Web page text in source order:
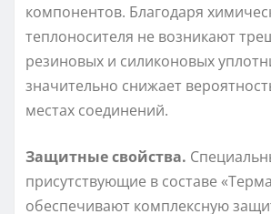
компонентов. Благодаря
теплоносителя не возникают
резиновых и силиконовых
значительно снижает
местах соединений.
Защитные свойства.
присутствующие в составе
обеспечивают комплексную